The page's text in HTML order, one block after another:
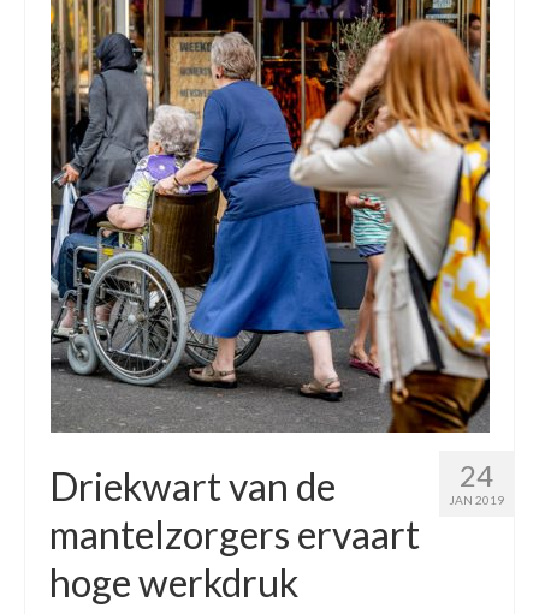
24
JAN 2019
Driekwart van de
mantelzorgers ervaart
hoge werkdruk